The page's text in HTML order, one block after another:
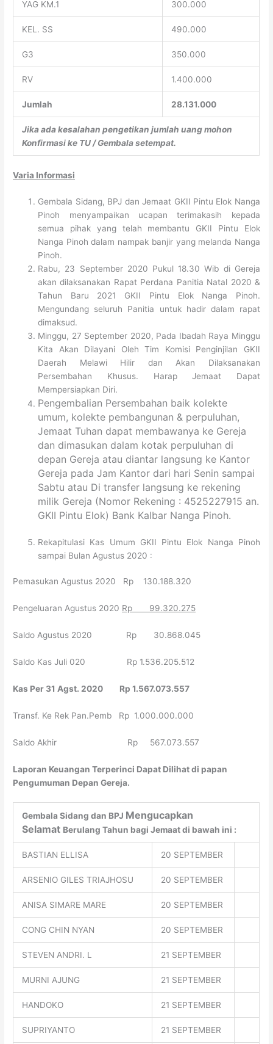
YAG KM.1 300.000
KEL. SS 490.000
G3 350.000
RV 1.400.000
Jumlah 28.131.000
Jika ada kesalahan pengetikan jumlah uang mohon
Konfirmasi ke TU / Gembala setempat.
Varia Informasi
Gembala Sidang, BPJ dan Jemaat GKII Pintu Elok Nanga
Pinoh menyampaikan ucapan terimakasih kepada
semua pihak yang telah membantu GKII Pintu Elok
Nanga Pinoh dalam nampak banjir yang melanda Nanga
Pinoh.
Rabu, 23 September 2020 Pukul 18.30 Wib di Gereja
akan dilaksanakan Rapat Perdana Panitia Natal 2020 &
Tahun Baru 2021 GKII Pintu Elok Nanga Pinoh.
Mengundang seluruh Panitia untuk hadir dalam rapat
dimaksud.
Minggu, 27 September 2020, Pada Ibadah Raya Minggu
Kita Akan Dilayani Oleh Tim Komisi Penginjilan GKII
Daerah Melawi Hilir dan Akan Dilaksanakan
Persembahan Khusus. Harap Jemaat Dapat
Mempersiapkan Diri.
Pengembalian Persembahan baik kolekte
umum, kolekte pembangunan & perpuluhan,
Jemaat Tuhan dapat membawanya ke Gereja
dan dimasukan dalam kotak perpuluhan di
depan Gereja atau diantar langsung ke Kantor
Gereja pada Jam Kantor dari hari Senin sampai
Sabtu atau Di transfer langsung ke rekening
milik Gereja (Nomor Rekening : 4525227915 an.
GKII Pintu Elok) Bank Kalbar Nanga Pinoh.
Rekapitulasi Kas Umum GKII Pintu Elok Nanga Pinoh
sampai Bulan Agustus 2020 :
Pemasukan Agustus 2020 Rp 130.188.320
Pengeluaran Agustus 2020 Rp 99.320.275
Saldo Agustus 2020 Rp 30.868.045
Saldo Kas Juli 020 Rp 1.536.205.512
Kas Per 31 Agst. 2020 Rp 1.567.073.557
Transf. Ke Rek Pan.Pemb Rp 1.000.000.000
Saldo Akhir Rp 567.073.557
Laporan Keuangan Terperinci Dapat Dilihat di papan
Pengumuman Depan Gereja.
Gembala Sidang dan BPJ Mengucapkan
Selamat Berulang Tahun bagi Jemaatdi bawah ini :
BASTIAN ELLISA 20 SEPTEMBER
ARSENIO GILES TRIAJHOSU 20 SEPTEMBER
ANISA SIMARE MARE 20 SEPTEMBER
CONG CHIN NYAN 20 SEPTEMBER
STEVEN ANDRI. L 21 SEPTEMBER
MURNI AJUNG 21 SEPTEMBER
HANDOKO 21 SEPTEMBER
SUPRIYANTO 21 SEPTEMBER